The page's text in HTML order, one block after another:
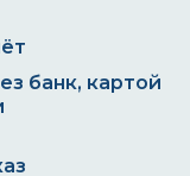
банк, картой